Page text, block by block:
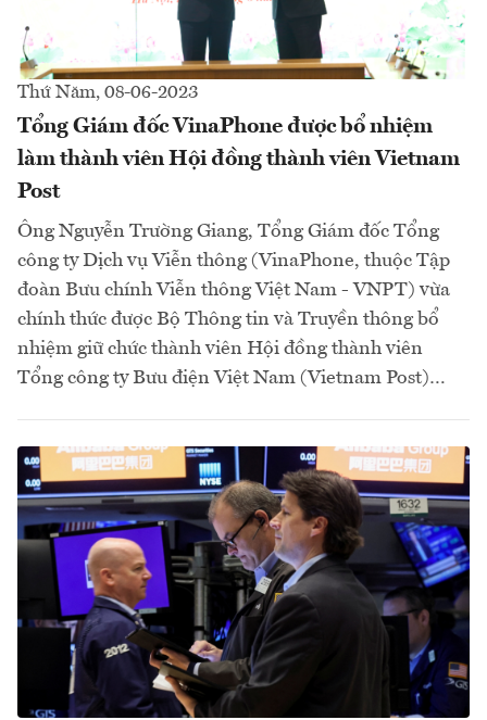
Thứ Năm, 08-06-2023
Tổng Giám đốc VinaPhone được bổ nhiệm
làm thành viên Hội đồng thành viên Vietnam
Post
Ông Nguyễn Trường Giang, Tổng Giám đốc Tổng
công ty Dịch vụ Viễn thông (VinaPhone, thuộc Tập
đoàn Bưu chính Viễn thông Việt Nam - VNPT) vừa
chính thức được Bộ Thông tin và Truyền thông bổ
nhiệm giữ chức thành viên Hội đồng thành viên
Tổng công ty Bưu điện Việt Nam (Vietnam Post)…